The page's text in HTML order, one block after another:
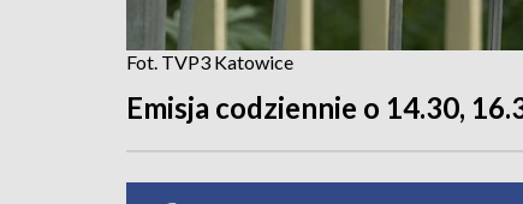
Fot. TVP3 Katowice
Emisja codziennie o 14.30,